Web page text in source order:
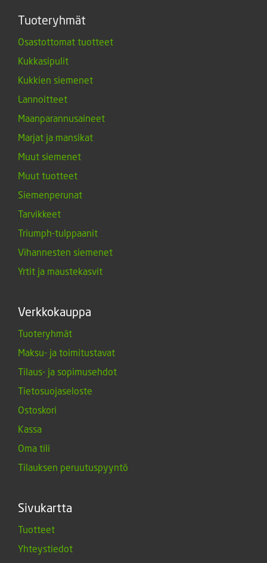
Tuoteryhmät
Osastottomat tuotteet
Kukkasipulit
Kukkien siemenet
Lannoitteet
Maanparannusaineet
Marjat ja mansikat
Muut siemenet
Muut tuotteet
Siemenperunat
Tarvikkeet
Triumph-tulppaanit
Vihannesten siemenet
Yrtit ja maustekasvit
Verkkokauppa
Tuoteryhmät
Maksu- ja toimitustavat
Tilaus- ja sopimusehdot
Tietosuojaseloste
Ostoskori
Kassa
Oma tili
Tilauksen peruutuspyyntö
Sivukartta
Tuotteet
Yhteystiedot